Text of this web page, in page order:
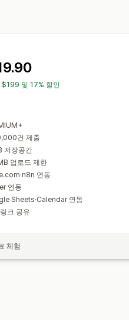
$199 및 17% 할인
건 제출
저장공간
업로드 제한
연동
연동
Sheets·Calendar 연동
크 공유
체험